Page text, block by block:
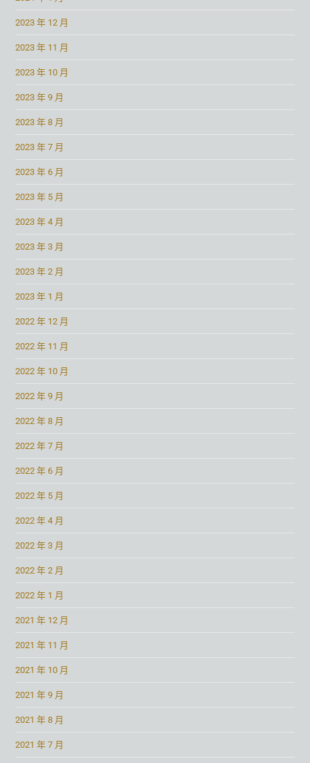
2023 年 12 月
2023 年 11 月
2023 年 10 月
2023 年 9 月
2023 年 8 月
2023 年 7 月
2023 年 6 月
2023 年 5 月
2023 年 4 月
2023 年 3 月
2023 年 2 月
2023 年 1 月
2022 年 12 月
2022 年 11 月
2022 年 10 月
2022 年 9 月
2022 年 8 月
2022 年 7 月
2022 年 6 月
2022 年 5 月
2022 年 4 月
2022 年 3 月
2022 年 2 月
2022 年 1 月
2021 年 12 月
2021 年 11 月
2021 年 10 月
2021 年 9 月
2021 年 8 月
2021 年 7 月